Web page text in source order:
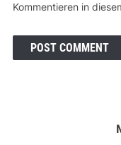
Kommentieren in